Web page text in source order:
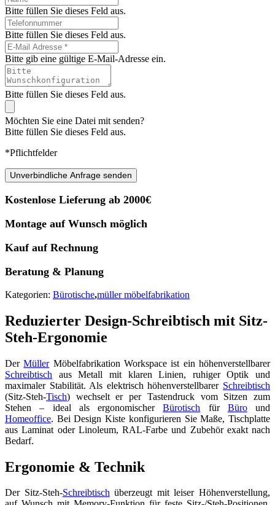
Bitte füllen Sie dieses Feld aus.
Bitte füllen Sie dieses Feld aus.
Bitte gib eine gültige E-Mail-Adresse ein.
Bitte füllen Sie dieses Feld aus.
Möchten Sie eine Datei mit senden?
Bitte füllen Sie dieses Feld aus.
*Pflichtfelder
Unverbindliche Anfrage senden
Kostenlose Lieferung ab 2000€
Montage auf Wunsch möglich
Kauf auf Rechnung
Beratung & Planung
Kategorien: Bürotische,müller möbelfabrikation
Reduzierter Design-Schreibtisch mit Sitz-
Steh-Ergonomie
DerMüllerMöbelfabrikation Workspace ist ein höhenverstellbarer
Schreibtisch aus Metall mit klaren Linien, ruhiger Optik und
maximaler Stabilität. Als elektrisch höhenverstellbarer Schreibtisch
(Sitz-Steh-Tisch) wechselt er per Tastendruck vom Sitzen zum
Stehen – ideal als ergonomischerBürotisch für Büround
Homeoffice. Bei Design Kiste konfigurieren Sie Maße, Tischplatte
aus Laminat oder Linoleum, RAL-Farbe und Zubehör exakt nach
Bedarf.
Ergonomie & Technik
Der Sitz-Steh-Schreibtischüberzeugt mit leiser Höhenverstellung,